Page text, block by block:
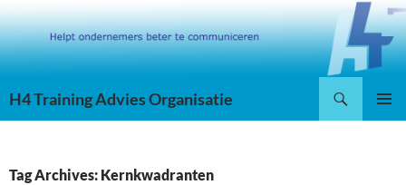
Skip
to
content
H4 Training Advies Organisatie
Tag Archives: Kernkwadranten